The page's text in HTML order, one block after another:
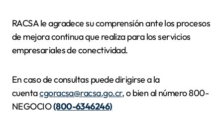
RACSA le agradece su comprensión ante los procesos
de mejora continua que realiza para los servicios
empresariales de conectividad.
En caso de consultas puede dirigirse a la
cuentacgoracsa@racsa.go.cr, o bien al número 800-
NEGOCIO(800-6346246)